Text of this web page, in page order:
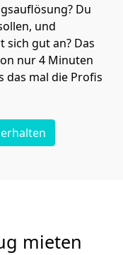
Du
und
sich gut an? Das
nur 4 Minuten
das mal die Profis
mieten